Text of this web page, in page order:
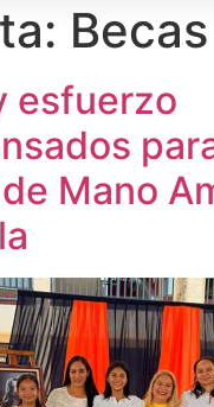
Becas
esfuerzo
Mano